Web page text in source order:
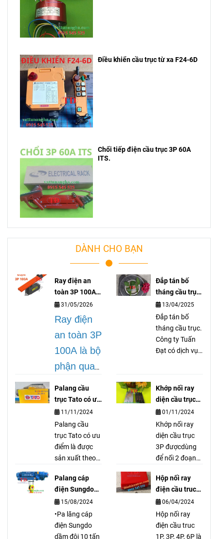
Điều khiển cầu trục từ xa F24-6D
Chổi tiếp điện cầu trục 3P 60A
ITS.
DÀNH CHO BẠN
Ray điện an
toàn 3P 100A
lá gì?
31/05/2026
Ray điện
an toàn 3P
100A là bộ
phận quan
trong hệ
thống cầu
trục, dùng
để truyền
dẫn cũng
như cấp
điện cho
mô tơ, pa
lăng.
Đắp tán bố
tháng cầu trục
là gì?
13/04/2025
Đắp tán bố
tháng cầu trục.
Công ty Tuấn
Đạt có dịch vụ
cầu trục cổng
trục palang
thiết bị nâng hạ
nặng, ép đắp
tán dán các
loại bố.
Palang cầu
trục Tato có ưu
điểm gì ?
11/11/2024
Palang cầu
trục Tato có ưu
điểm là được
sản xuất theo
Nhật Bản, đó
đó Palang cầu
trục Tato có độ
bền cao và
chất lượng luôn
ổn định từ
Khớp nối ray
diện cầu trục
3P là gì?
01/11/2024
Khớp nối ray
diện cầu trục
3P đượcdùng
để nối 2 đoạn
nhau nhưng
đảm bảo chổi
quét điện hoạt
động tốt. Khớp
nối ray diện cầu
trục 3P hàng
Palang cáp
điện Sungdo
10 tấn có đặc
điểm gì?
15/08/2024
•Pa lăng cáp
điện Sungdo
dầm đôi 10 tấn
Hộp nối ray
điện cầu truc
1P, 3P, 4P, 6P là
gì?
06/04/2024
Hộp nối ray
điện cầu truc
1P, 3P, 4P, 6P là